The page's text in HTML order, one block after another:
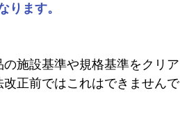
ります。
施設基準や規格基準をクリア
正前ではこれはできませんで